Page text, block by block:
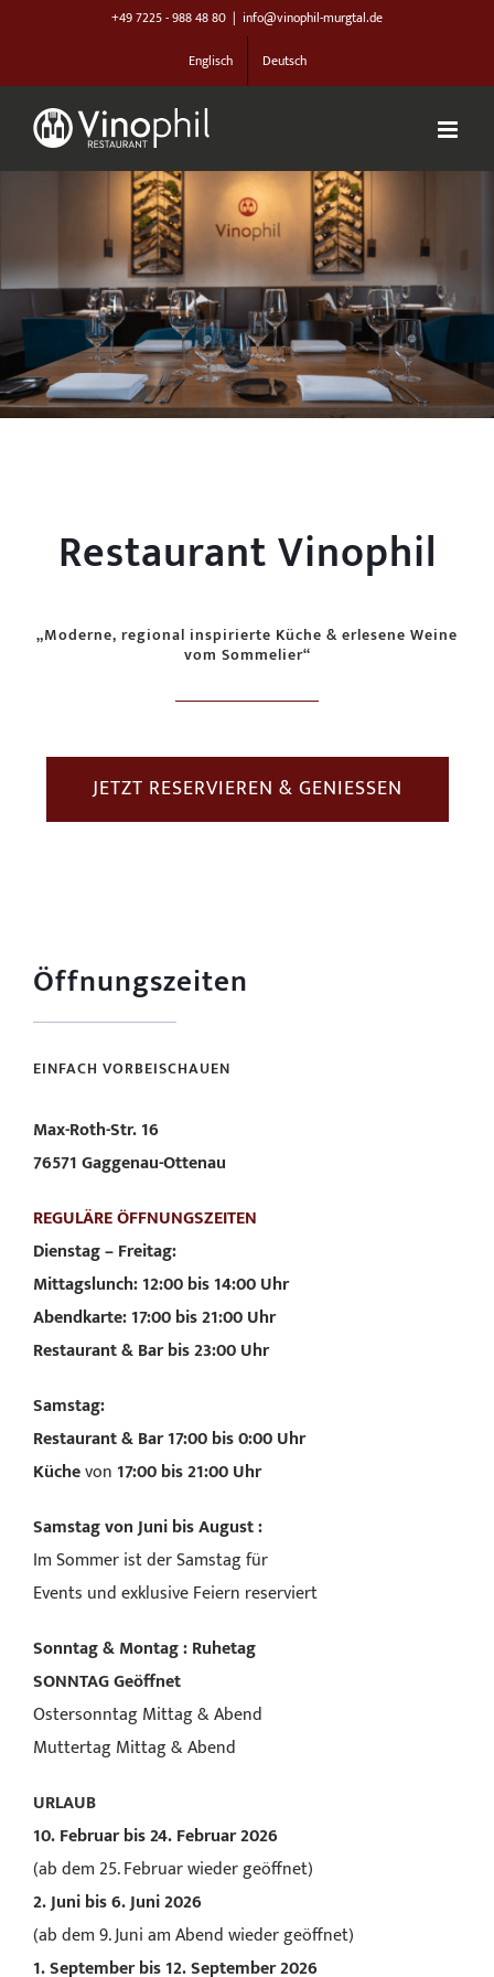
springen
+49 7225 - 988 48 80 | info@vinophil-murgtal.de
Englisch
Deutsch
Restaurant Vinophil
„Moderne, regional inspirierte Küche & erlesene Weine
vom Sommelier“
JETZT RESERVIEREN & GENIESSEN
Öffnungszeiten
EINFACH VORBEISCHAUEN
Max-Roth-Str. 16
76571 Gaggenau-Ottenau
REGULÄRE ÖFFNUNGSZEITEN
Dienstag – Freitag:
Mittagslunch: 12:00 bis 14:00 Uhr
Abendkarte: 17:00 bis 21:00 Uhr
Restaurant & Bar bis 23:00 Uhr
Samstag:
Restaurant & Bar 17:00 bis 0:00 Uhr
Küchevon 17:00 bis 21:00 Uhr
Samstag von Juni bis August :
Im Sommer ist der Samstag für
Events und exklusive Feiern reserviert
Sonntag & Montag : Ruhetag
SONNTAGGeöffnet
Ostersonntag Mittag & Abend
Muttertag Mittag & Abend
URLAUB
10. Februar bis 24. Februar 2026
(ab dem 25. Februar wieder geöffnet)
2. Juni bis 6. Juni 2026
(ab dem 9. Juni am Abend wieder geöffnet)
1. September bis 12. September 2026